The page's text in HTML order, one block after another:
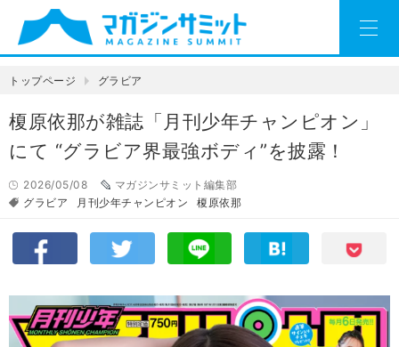
トップページ グラビア
榎原依那が雑誌「月刊少年チャンピオン」
にて “グラビア界最強ボディ”を披露！
2026/05/08
マガジンサミット編集部
グラビア
月刊少年チャンピオン 榎原依那